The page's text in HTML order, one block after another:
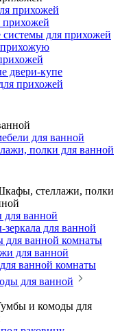
прихожей
системы для прихожей
двери-купе
прихожей
для ванной
полки для ванной
стеллажи, полки
ванной
для ванной
для ванной комнаты
для ванной
ванной комнаты
для ванной
и комоды для